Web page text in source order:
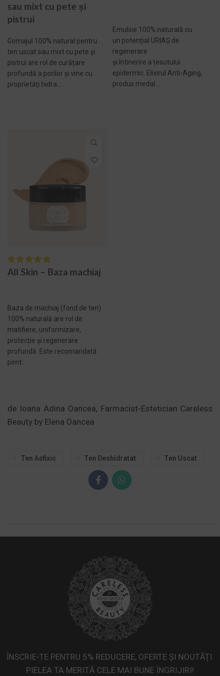
sau mixt cu pete și
pistrui
Gomajul 100% natural pentru
ten uscat sau mixt cu pete și
pistrui are rol de curățare
profundă a porilor și vine cu
proprietăți hidra...
Emulsie 100% naturală cu
un potențial URIAȘ de
regenerare
și întinerire a țesutului
epidermic. Elixirul Anti-Aging,
produs medal...
All Skin – Baza machiaj
Baza de machiaj (fond de ten)
100% naturală are rol de
matifiere, uniformizare,
protecție și regenerare
profundă. Este recomandată
pent...
de Ioana Adina Oancea, Farmacist-Estetician Careless
Beauty by Elena Oancea
Ten Asfixic Ten Deshidratat Ten Uscat
ÎNSCRIE-TE PENTRU 5% REDUCERE, OFERTE ȘI NOUTĂȚI.
PIELEA TA MERITĂ CELE MAI BUNE ÎNGRIJIRI!